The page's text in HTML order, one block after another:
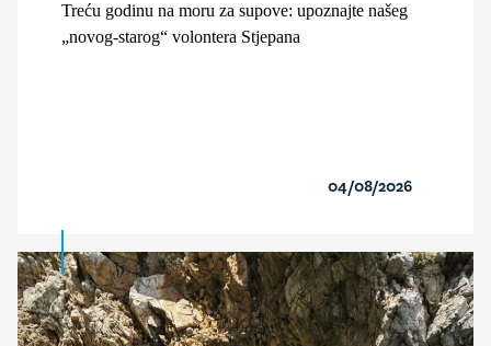
Treću godinu na moru za supove: upoznajte našeg
„novog-starog“ volontera Stjepana
04/08/2026